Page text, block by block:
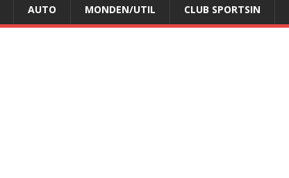
AUTO MONDEN/UTIL CLUB SPORTSIN